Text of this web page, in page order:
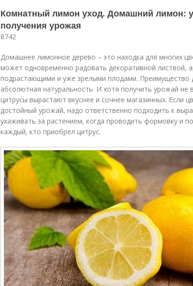
Комнатный лимон уход. Домашний лимон:
получения урожая
8742
Домашнее лимонное дерево – это находка для многих
может одновременно радовать декоративной листвой,
подрастающими и уже зрелыми плодами. Преимущество
абсолютная натуральность. И хотя получить урожай не
цитрусы вырастают вкуснее и сочнее магазинных. Если
достойный урожай, надо ответственно подходить к
ухаживать за растением, когда проводить формовку и
каждый, кто приобрел цитрус.